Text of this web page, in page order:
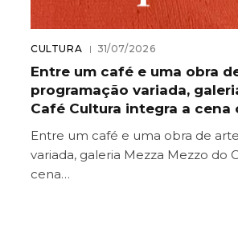
CULTURA 31/07/2026
Entre um café e uma obra
programação variada,
Café Cultura integra a cena
Entre um café e uma obra de
variada, galeria Mezza Mezzo do
cena…